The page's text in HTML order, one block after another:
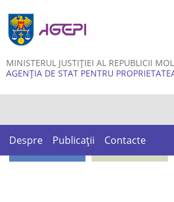
MINISTERUL JUSTIȚIEI AL REPUBLICII
AGENȚIA DE STAT PENTRU
Despre Publicații Contacte